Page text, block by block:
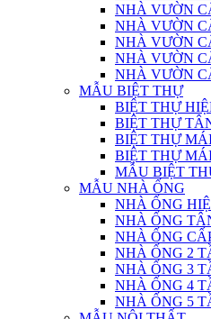
NHÀ VƯỜN
NHÀ VƯỜN
NHÀ VƯỜN
NHÀ VƯỜN
NHÀ VƯỜN
MẪU BIỆT THỰ
BIỆT THỰ
BIỆT THỰ
BIỆT THỰ
BIỆT THỰ
MẪU BIỆT
MẪU NHÀ ỐNG
NHÀ ỐNG
NHÀ ỐNG
NHÀ ỐNG
NHÀ ỐNG 2
NHÀ ỐNG 3
NHÀ ỐNG 4
NHÀ ỐNG 5